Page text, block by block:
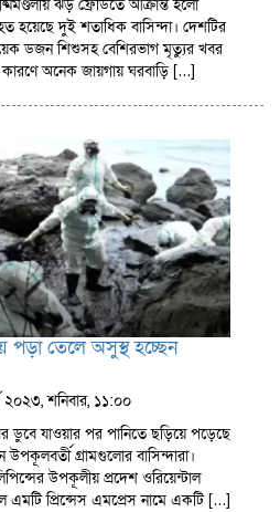
ঝড় ফ্রেডিতে আক্রান্ত হলো
হয়েছে দুই শতাধিক বাসিন্দা। দেশটির
কয়েক ডজন শিশুসহ বেশিরভাগ মৃত্যুর খবর
কারণে অনেক জায়গায় ঘরবাড়ি […]
পড়া তেলে অসুস্থ হচ্ছেন
২০২৩, শনিবার, ১১:০০
ডুবে যাওয়ার পর পানিতে ছড়িয়ে পড়েছে
গ্রামগুলোর ‍বাসিন্দারা।
উপকূলীয় প্রদেশ ওরিয়েন্টাল
প্রিন্সেস এমপ্রেস নামে একটি […]